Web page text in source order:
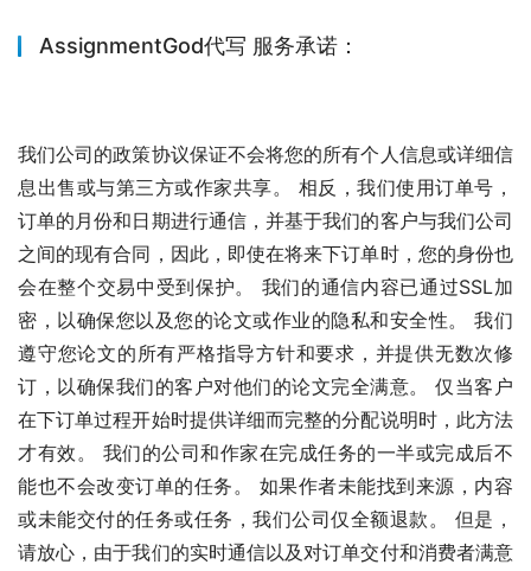
AssignmentGod代写 服务承诺：
我们公司的政策协议保证不会将您的所有个人信息或详细信
息出售或与第三方或作家共享。 相反，我们使用订单号，
订单的月份和日期进行通信，并基于我们的客户与我们公司
之间的现有合同，因此，即使在将来下订单时，您的身份也
会在整个交易中受到保护。 我们的通信内容已通过SSL加
密，以确保您以及您的论文或作业的隐私和安全性。 我们
遵守您论文的所有严格指导方针和要求，并提供无数次修
订，以确保我们的客户对他们的论文完全满意。 仅当客户
在下订单过程开始时提供详细而完整的分配说明时，此方法
才有效。 我们的公司和作家在完成任务的一半或完成后不
能也不会改变订单的任务。 如果作者未能找到来源，内容
或未能交付的任务或任务，我们公司仅全额退款。 但是，
请放心，由于我们的实时通信以及对订单交付和消费者满意